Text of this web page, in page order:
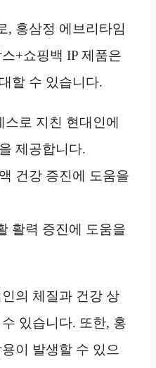
, 홍삼정 에브리타임
+쇼핑백 IP 제품은
할 수 있습니다.
로 지친 현대인에
제공합니다.
건강 증진에 도움을
활력 증진에 도움을
의 체질과 건강 상
있습니다. 또한, 홍
이 발생할 수 있으